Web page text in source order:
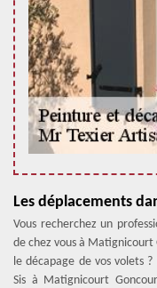
Les déplacements
Vous recherchez un
de chez vous à
le décapage de vos volets
Sis à Matignicourt